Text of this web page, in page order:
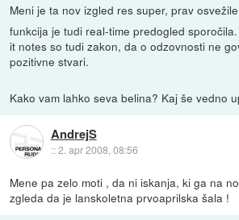
Meni je ta nov izgled res super, prav
funkcija je tudi real-time predogled sporočila.
it notes so tudi zakon, da o odzovnosti ne
pozitivne stvari.
Kako vam lahko seva belina? Kaj še vedno
AndrejS
::2. apr 2008, 08:56
Mene pa zelo moti , da ni iskanja, ki ga na
zgleda da je lanskoletna prvoaprilska šala !